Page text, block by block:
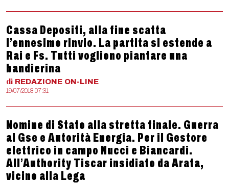
Cassa Depositi, alla fine scatta
l’ennesimo rinvio. La partita si estende a
Rai e Fs. Tutti vogliono piantare una
bandierina
di REDAZIONE ON-LINE
19/07/2018 07:31
Nomine di Stato alla stretta finale. Guerra
al Gse e Autorità Energia. Per il Gestore
elettrico in campo Nucci e Biancardi.
All’Authority Tiscar insidiato da Arata,
vicino alla Lega